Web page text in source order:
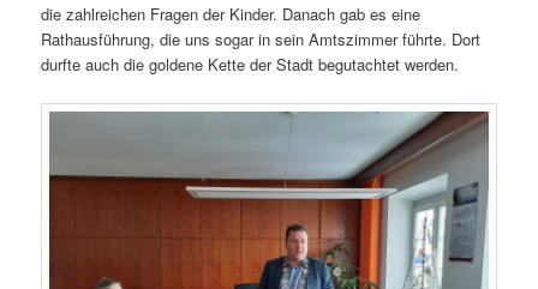
die zahlreichen Fragen der Kinder. Danach gab es eine
Rathausführung, die uns sogar in sein Amtszimmer führte. Dort
durfte auch die goldene Kette der Stadt begutachtet werden.